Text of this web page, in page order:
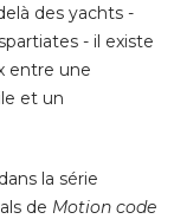
des yachts -
- il existe
entre une
et un
la série
de Motion code